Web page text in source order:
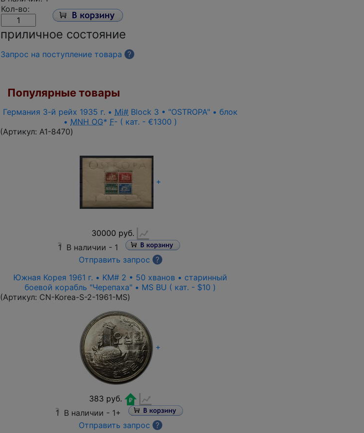
Кол-во:
приличное состояние
Запрос на поступление товара ?
Популярные товары
Германия 3-й рейх 1935 г. • Mi# Block 3 • "OSTROPA" • блок
• MNH OG* F- ( кат. - €1300 )
(Артикул: A1-8470)
+
30000 руб.
1 В наличии - 1
Отправить запрос
?
Южная Корея 1961 г. • KM# 2 • 50 хванов • старинный
боевой корабль "Черепаха" • MS BU ( кат. - $10 )
(Артикул: CN-Korea-S-2-1961-MS)
+
383 руб.
1 В наличии - 1+
Отправить запрос
?